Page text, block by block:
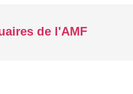
de l'AMF